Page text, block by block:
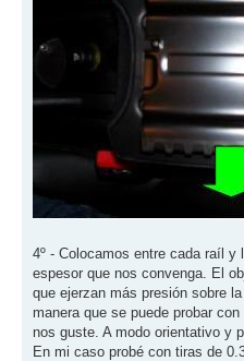
4º - Colocamos entre cada raíl y
espesor que nos convenga. El
que ejerzan más presión sobre
manera que se puede probar
nos guste. A modo orientativo y
En mi caso probé con tiras de